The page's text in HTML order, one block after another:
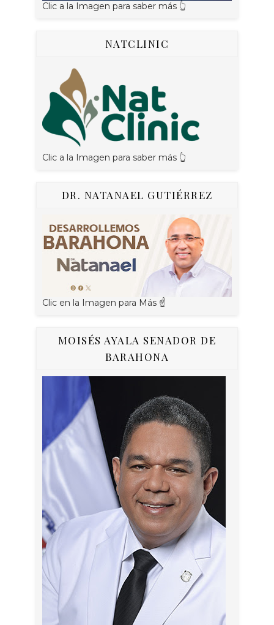
Clic a la Imagen para saber más 👆
NATCLINIC
Clic a la Imagen para saber más 👆
DR. NATANAEL GUTIÉRREZ
Clic en la Imagen para Más ☝
MOISÉS AYALA SENADOR DE
BARAHONA